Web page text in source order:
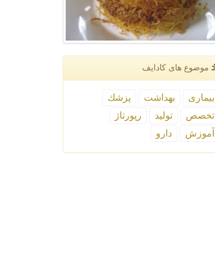
موضوع های كادایف
بیماری بهداشت
پزشك
تخصص
تولید
رپورتاژ
آموزش
دارو